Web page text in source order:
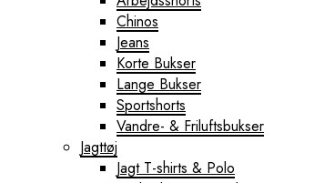
Chinos
Jeans
Korte Bukser
Lange Bukser
Sportshorts
Vandre- & Friluftsbukser
Jagttøj
Jagt T-shirts & Polo